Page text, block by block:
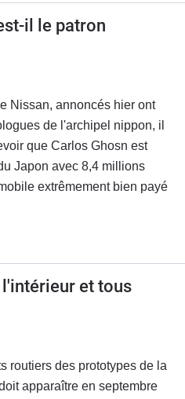
il le patron
Nissan, annoncés hier ont
de l'archipel nippon, il
que Carlos Ghosn est
Japon avec 8,4 millions
extrêmement bien payé
et tous
routiers des prototypes de la
apparaître en septembre